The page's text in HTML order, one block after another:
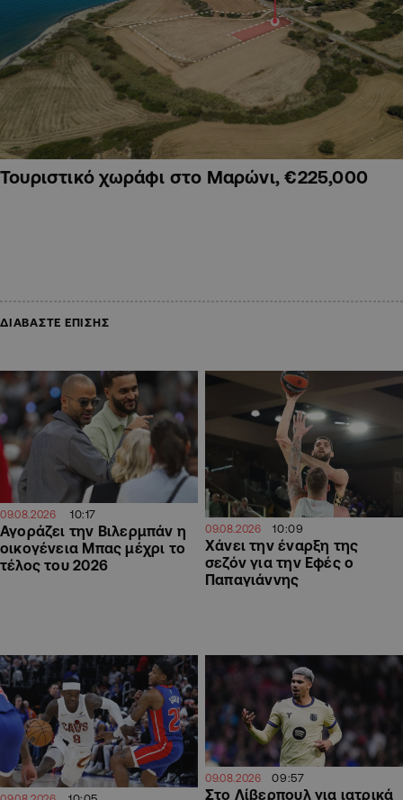
Τουριστικό χωράφι στο Μαρώνι, €225,000
ΔΙΑΒΑΣΤΕ ΕΠΙΣΗΣ
09.08.2026 10:17
Αγοράζει την Βιλερμπάν η
οικογένεια Μπας μέχρι το
τέλος του 2026
09.08.2026 10:09
Χάνει την έναρξη της
σεζόν για την Εφές ο
Παπαγιάννης
09.08.2026 09:57
Στο Λίβερπουλ για ιατρικά